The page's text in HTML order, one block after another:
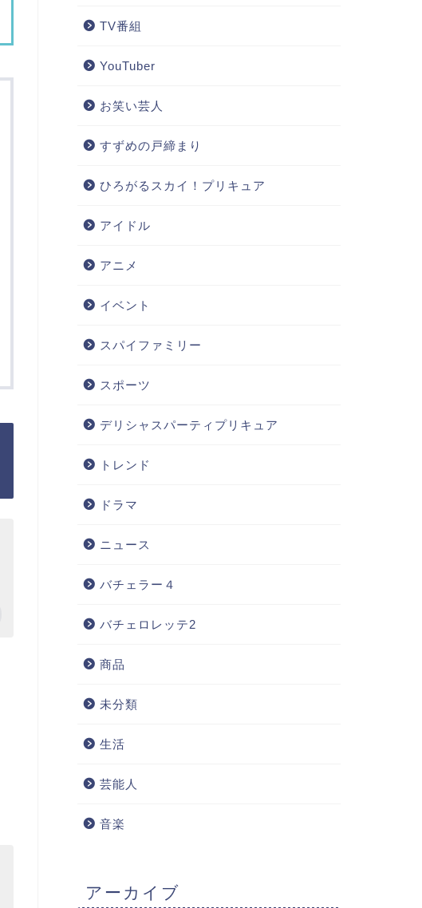
TV番組
YouTuber
お笑い芸人
すずめの戸締まり
ひろがるスカイ！プリキュア
アイドル
アニメ
イベント
スパイファミリー
スポーツ
デリシャスパーティプリキュア
トレンド
ドラマ
ニュース
バチェラー４
バチェロレッテ2
商品
未分類
生活
芸能人
音楽
アーカイブ